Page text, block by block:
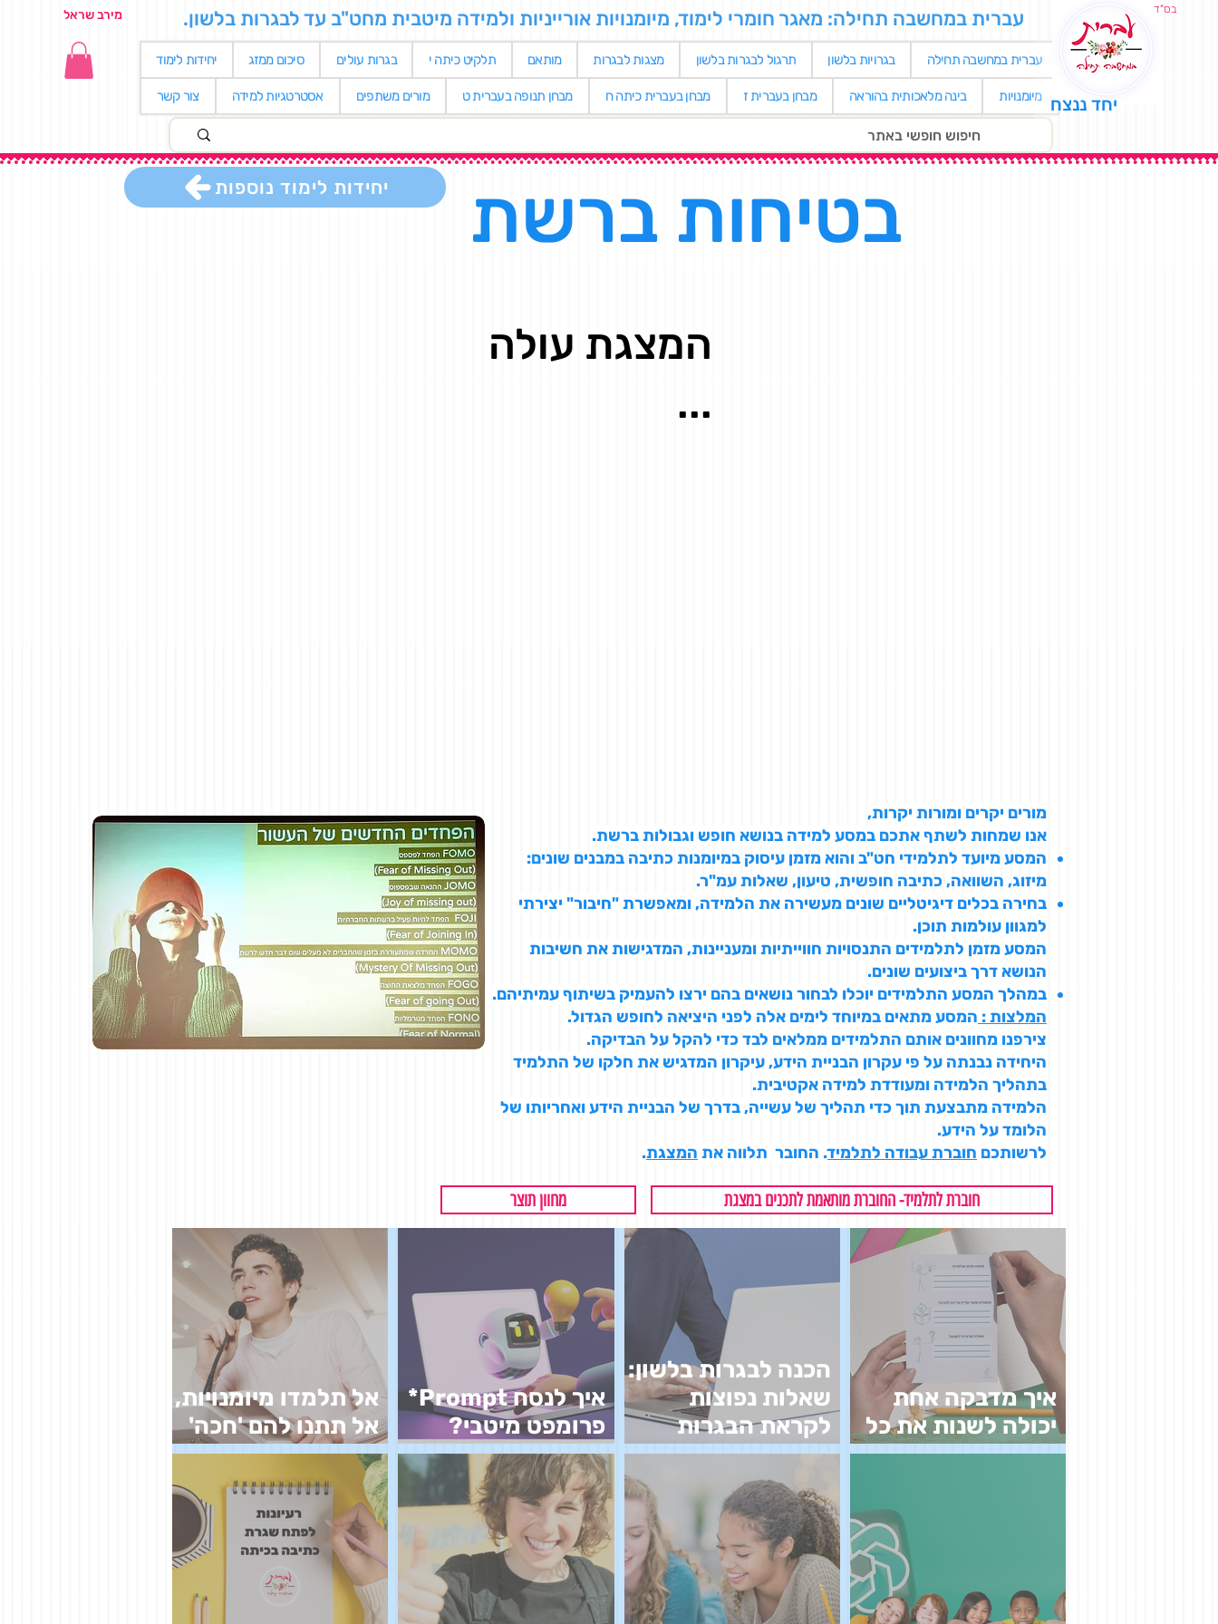
מירב שראל עברית במחשבה תחילה: מאגר חומרי לימוד, מיומנויות אורייניות ולמידה מיטבית מחט"ב עד לבגרות בלשון.
עברית במחשבה תחילה בגרויות בלשון תרגול לבגרות בלשון מצגות לבגרות מותאם תלקיט כיתה י בגרות עולים סיכום ממזג יחידות לימוד
מיומנויות בינה מלאכותית בהוראה מבחן בעברית ז מבחן בעברית כיתה ח מבחן תנופה בעברית ט מורים משתפים אסטרטגיות למידה צור קשר
בס"ד
יחד ננצח
יחידות לימוד נוספות בטיחות ברשת
המצגת עולה
...
מורים יקרים ומורות יקרות,
אנו שמחות לשתף אתכם במסע למידה בנושא חופש וגבולות ברשת.
המסע מיועד לתלמידי חט"ב והוא מזמן עיסוק במיומנות כתיבה במבנים שונים:
מיזוג, השוואה, כתיבה חופשית, טיעון, שאלות עמ"ר.
בחירה בכלים דיגיטליים שונים מעשירה את הלמידה, ומאפשרת "חיבור" יצירתי
למגוון עולמות תוכן.
המסע מזמן לתלמידים התנסויות חווייתיות ומעניינות, המדגישות את חשיבות
הנושא דרך ביצועים שונים.
במהלך המסע התלמידים יוכלו לבחור נושאים בהם ירצו להעמיק בשיתוף עמיתיהם.
המלצות : המסע מתאים במיוחד לימים אלה לפני היציאה לחופש הגדול.
צירפנו מחוונים אותם התלמידים ממלאים לבד כדי להקל על הבדיקה.
היחידה נבנתה על פי עקרון הבניית הידע, עיקרון המדגיש את חלקו של התלמיד
בתהליך הלמידה ומעודדת למידה אקטיבית.
הלמידה מתבצעת תוך כדי תהליך של עשייה, בדרך של הבניית הידע ואחריותו של
הלומד על הידע.
לרשותכם חוברת עבודה לתלמיד. החובר תלווה את המצגת.
מחוון תוצר חוברת לתלמיד- החוברת מותאמת לתכנים במצגת
איך מדבקה אחת
יכולה לשנות את כל
הלמידה
הכנה לבגרות בלשון:
שאלות נפוצות
לקראת הבגרות
בלשון
איך לנסח Prompt*
פרומפט מיטבי?
מדריך למורים
אל תלמדו מיומנויות,
אל תתנו להם 'חכה'
וגם לא 'ארגז כלים'